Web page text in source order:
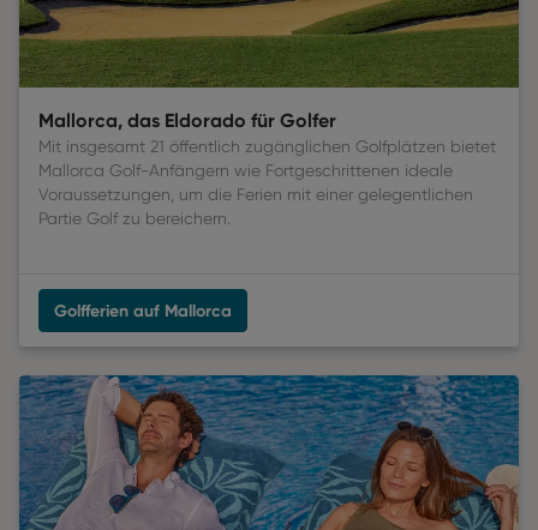
Mallorca, das Eldorado für Golfer
Mit insgesamt 21 öffentlich zugänglichen Golfplätzen bietet
Mallorca Golf-Anfängern wie Fortgeschrittenen ideale
Voraussetzungen, um die Ferien mit einer gelegentlichen
Partie Golf zu bereichern.
Golfferien auf Mallorca